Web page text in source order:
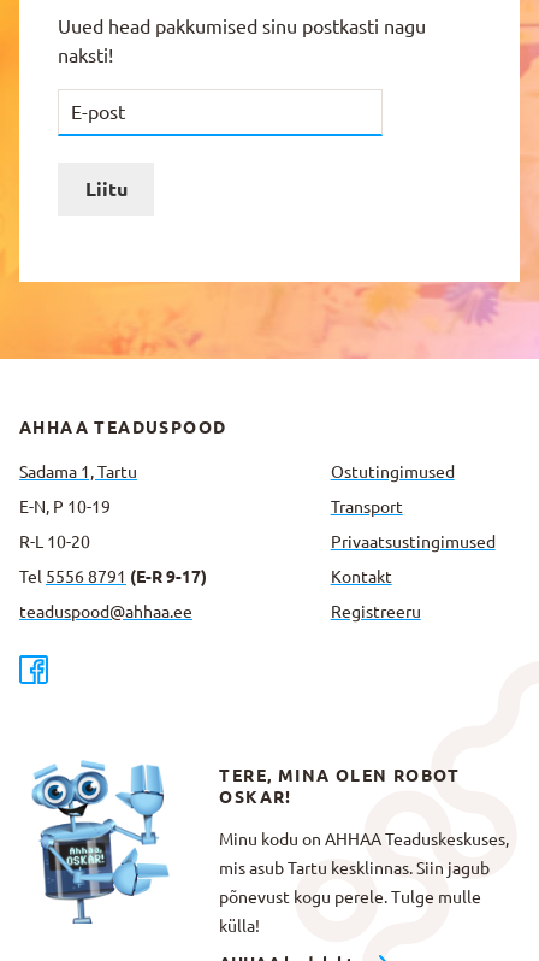
Uued head pakkumised sinu postkasti nagu
naksti!
Liitu
AHHAA TEADUSPOOD
Sadama 1, Tartu
E-N, P 10-19
R-L 10-20
Tel 5556 8791 (E-R 9-17)
teaduspood@ahhaa.ee
Ostutingimused
Transport
Privaatsus­tingimused
Kontakt
Registreeru
TERE, MINA OLEN ROBOT
OSKAR!
Minu kodu on AHHAA Teaduskeskuses,
mis asub Tartu kesklinnas. Siin jagub
põnevust kogu perele. Tulge mulle
külla!